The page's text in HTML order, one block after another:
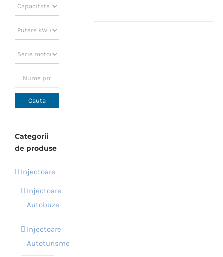
Categorii
de produse
Injectoare
Injectoare
Autobuze
Injectoare
Autoturisme